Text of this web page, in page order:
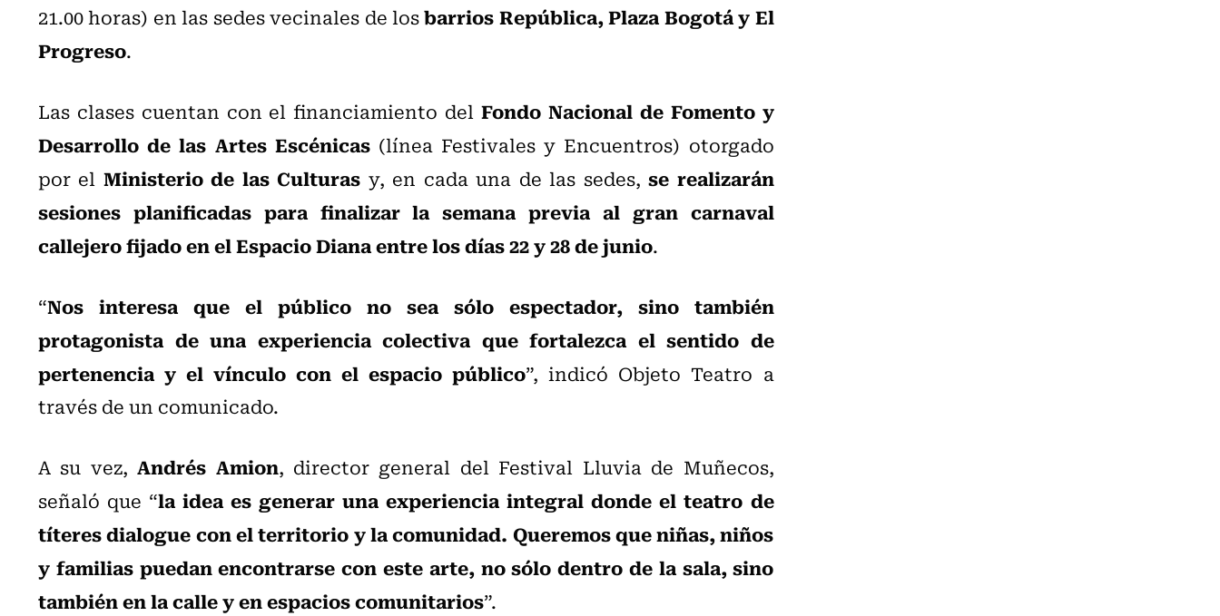
21.00 horas) en las sedes vecinales de losbarrios República, Plaza Bogotá y El
Progreso.
Las clases cuentan con el financiamiento delFondo Nacional de Fomento y
Desarrollo de las Artes Escénicas(línea Festivales y Encuentros) otorgado
por el Ministerio de las Culturas y, en cada una de las sedes,se realizarán
sesiones planificadas para finalizar la semana previa al gran carnaval
callejero fijado en el Espacio Diana entre los días 22 y 28 de junio.
“Nos interesa que el público no sea sólo espectador, sino también
protagonista de una experiencia colectiva que fortalezca el sentido de
pertenencia y el vínculo con el espacio público”, indicó Objeto Teatro a
través de un comunicado.
A su vez,Andrés Amion, director general del Festival Lluvia de Muñecos,
señaló que “la idea es generar una experiencia integral donde el teatro de
títeres dialogue con el territorio y la comunidad. Queremos que niñas, niños
y familias puedan encontrarse con este arte, no sólo dentro de la sala, sino
también en la calle y en espacios comunitarios”.